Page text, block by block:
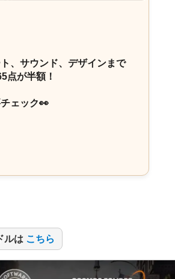
、サウンド、デザインまで
点が半額！
ェック👀
ルは こちら